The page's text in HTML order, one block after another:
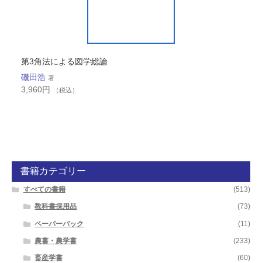
第3角法による図学総論
磯田浩 著
3,960円 （税込）
書籍カテゴリー
すべての書籍 (513)
教科書採用品 (73)
ペーパーバック (11)
農書・農学書 (233)
畜産学書 (60)